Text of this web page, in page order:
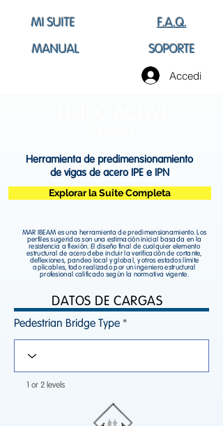
MI SUITE
MANUAL
F.A.Q.
SOPORTE
Accedi
Herramienta de predimensionamiento
de vigas de acero IPE e IPN
Explorar la Suite Completa
MAR IBEAM es una herramienta de predimensionamiento. Los
perfiles sugeridos son una estimación inicial basada en la
resistencia a flexión. El diseño final de cualquier elemento
estructural de acero debe incluir la verificación de cortante,
deflexiones, pandeo local y global, y otros estados límite
aplicables, todo realizado por un ingeniero estructural
profesional calificado según la normativa vigente.
DATOS DE CARGAS
Pedestrian Bridge Type
1 or 2 levels